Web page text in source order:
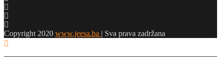
Copyright 2020 www.jeesa.ba | Sva prava zadržana